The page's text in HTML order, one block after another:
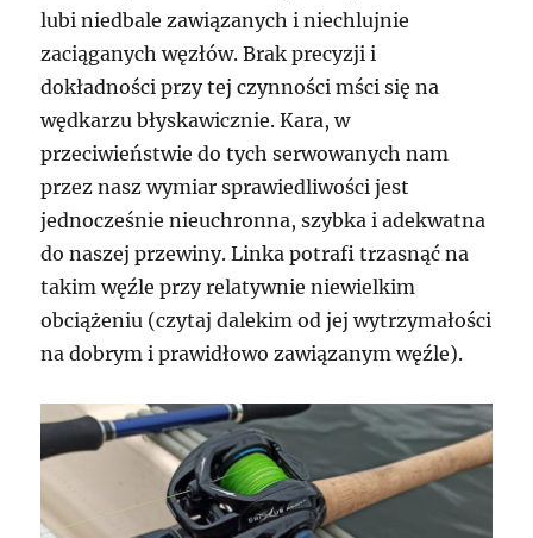
lubi niedbale zawiązanych i niechlujnie
zaciąganych węzłów. Brak precyzji i
dokładności przy tej czynności mści się na
wędkarzu błyskawicznie. Kara, w
przeciwieństwie do tych serwowanych nam
przez nasz wymiar sprawiedliwości jest
jednocześnie nieuchronna, szybka i adekwatna
do naszej przewiny. Linka potrafi trzasnąć na
takim węźle przy relatywnie niewielkim
obciążeniu (czytaj dalekim od jej wytrzymałości
na dobrym i prawidłowo zawiązanym węźle).